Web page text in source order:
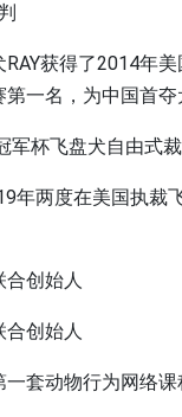
获得了2014年美
第一名，为中国首
军杯飞盘犬自由式
年两度在美国执裁
合创始人
合创始人
套动物行为网络课